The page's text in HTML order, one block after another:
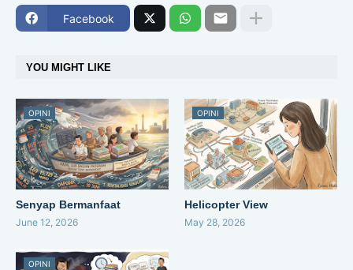
Facebook
YOU MIGHT LIKE
OPINI
Senyap Bermanfaat
June 12, 2026
OPINI
Helicopter View
May 28, 2026
OPINI